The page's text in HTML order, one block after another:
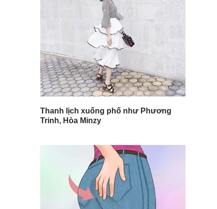
Thanh lịch xuống phố như Phương
Trinh, Hòa Minzy